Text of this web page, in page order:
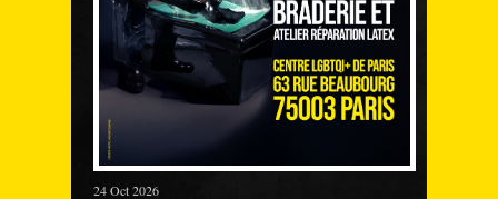
24 Oct 2026